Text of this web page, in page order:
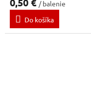
/ balenie
Do košíka